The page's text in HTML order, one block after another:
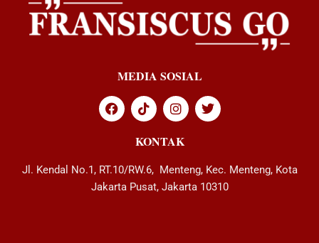
MEDIA SOSIAL
KONTAK
Jl. Kendal No.1, RT.10/RW.6, Menteng, Kec. Menteng, Kota
Jakarta Pusat, Jakarta 10310